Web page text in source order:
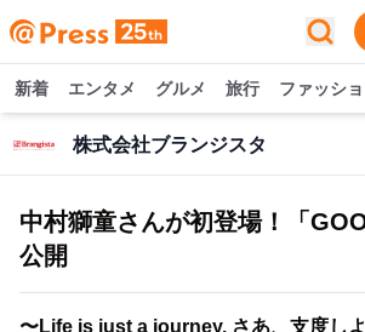
新着 エンタメ グルメ 旅行 ファッシ
株式会社ブランジスタ
中村獅童さんが初登場！「
公開
〜Life is just a journey. さあ、支度し